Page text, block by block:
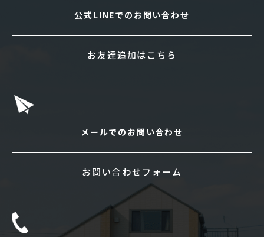
公式LINEでのお問い合わせ
お友達追加はこちら
メールでのお問い合わせ
お問い合わせフォーム